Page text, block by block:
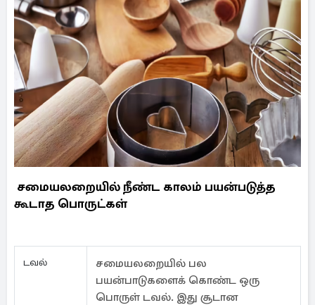
சமையலறையில் நீண்ட காலம் பயன்படுத்த
கூடாத பொருட்கள்
டவல்
சமையலறையில் பல
பயன்பாடுகளைக் கொண்ட ஒரு
பொருள் டவல். இது சூடான